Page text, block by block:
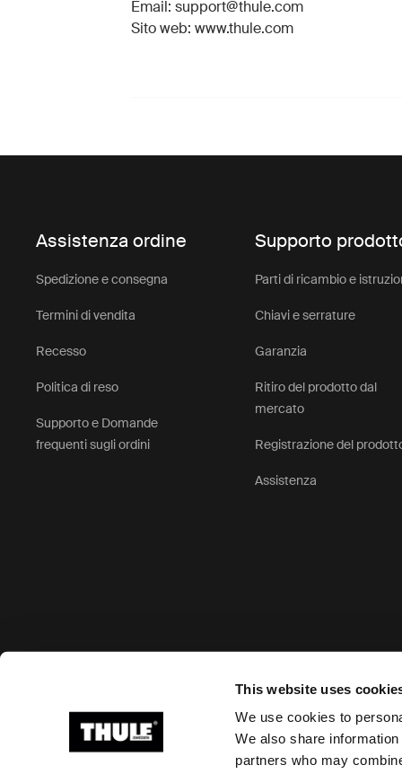
This website uses
We use cookies to
We also share
partners who may
Email: support@thule.com
Sito web: www.thule.com
Assistenza ordine
Spedizione e consegna
Termini di vendita
Recesso
Politica di reso
Supporto e Domande
frequenti sugli ordini
Supporto
Parti di ricambio e
Chiavi e serrature
Garanzia
Ritiro del prodotto dal
mercato
Registrazione del
Assistenza
Ⓒ 2026 Thule Group Tutti i diritti riservati